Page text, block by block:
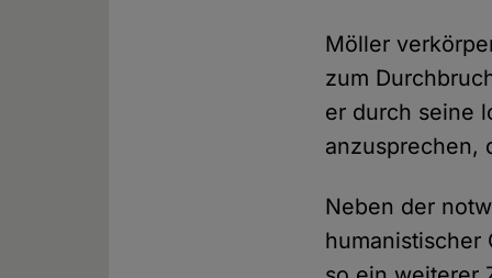
Möller
zum
er durch seine
anzusprechen,
Neben der
humanistischer